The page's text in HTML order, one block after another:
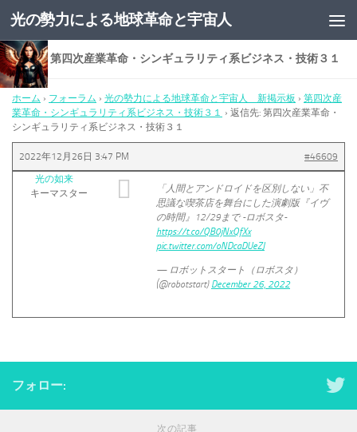
コンテンツへスキップ
光の勢力による地球革命と宇宙人
返信先: 第四次産業革命・シンギュラリティ系ビジネス・技術３１
ホーム › フォーラム › 光の勢力による地球革命と宇宙人 新掲示板 › 第四次産
業革命・シンギュラリティ系ビジネス・技術３１ › 返信先: 第四次産業革命・
シンギュラリティ系ビジネス・技術３１
2022年12月26日 3:47 PM
#46609
光の如来
キーマスター
「人間とアンドロイドを区別しない」不
思議な喫茶店を舞台にした演劇版『イヴ
の時間』12/29まで -ロボスタ-
https://t.co/QB0jNxQfXx
pic.twitter.com/oNDcaDUeZJ
— ロボットスタート（ロボスタ）
(@robotstart) December 26, 2022
フォロー:
次の記事